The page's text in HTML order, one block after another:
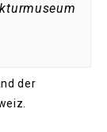
der